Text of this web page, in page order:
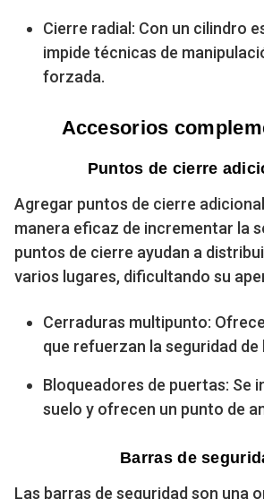
Cierre radial: Con un cilindro
impide técnicas de
forzada.
Accesorios
Puntos de cierre
Agregar puntos de cierre
manera eficaz de incrementar la
puntos de cierre ayudan a
varios lugares, dificultando su
Cerraduras multipunto:
que refuerzan la seguridad de
Bloqueadores de puertas: Se
suelo y ofrecen un punto de
Barras de
Las barras de seguridad son una